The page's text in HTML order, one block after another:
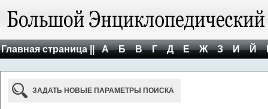
Главная страница || А Б В Г Д Е Ж З И Й
ЗАДАТЬ НОВЫЕ ПАРАМЕТРЫ ПОИСКА